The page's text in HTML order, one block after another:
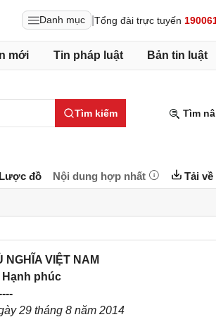
Danh mục Tổng đài trực tuyến
mới Tin pháp luật Bản tin luật
Tìm kiếm Tìm
Lược đồ Nội dung hợp nhất Tải về
NGHĨA VIỆT NAM
phúc
29 tháng 8 năm 2014